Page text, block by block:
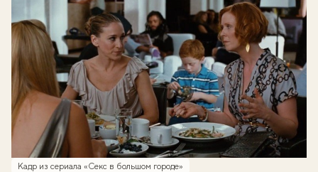
Кадр из сериала «Секс в большом городе»